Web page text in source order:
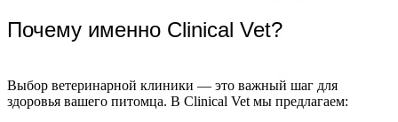
Почему именно Clinical Vet?
Выбор ветеринарной клиники — это важный шаг для
здоровья вашего питомца. В Clinical Vet мы предлагаем: